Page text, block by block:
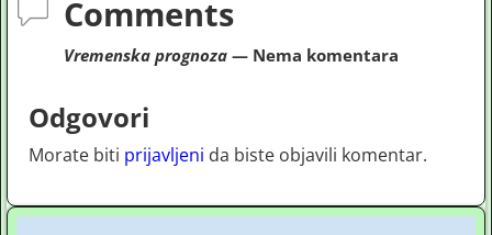
Comments
Vremenska prognoza— Nema komentara
Odgovori
Morate biti prijavljeni da biste objavili komentar.